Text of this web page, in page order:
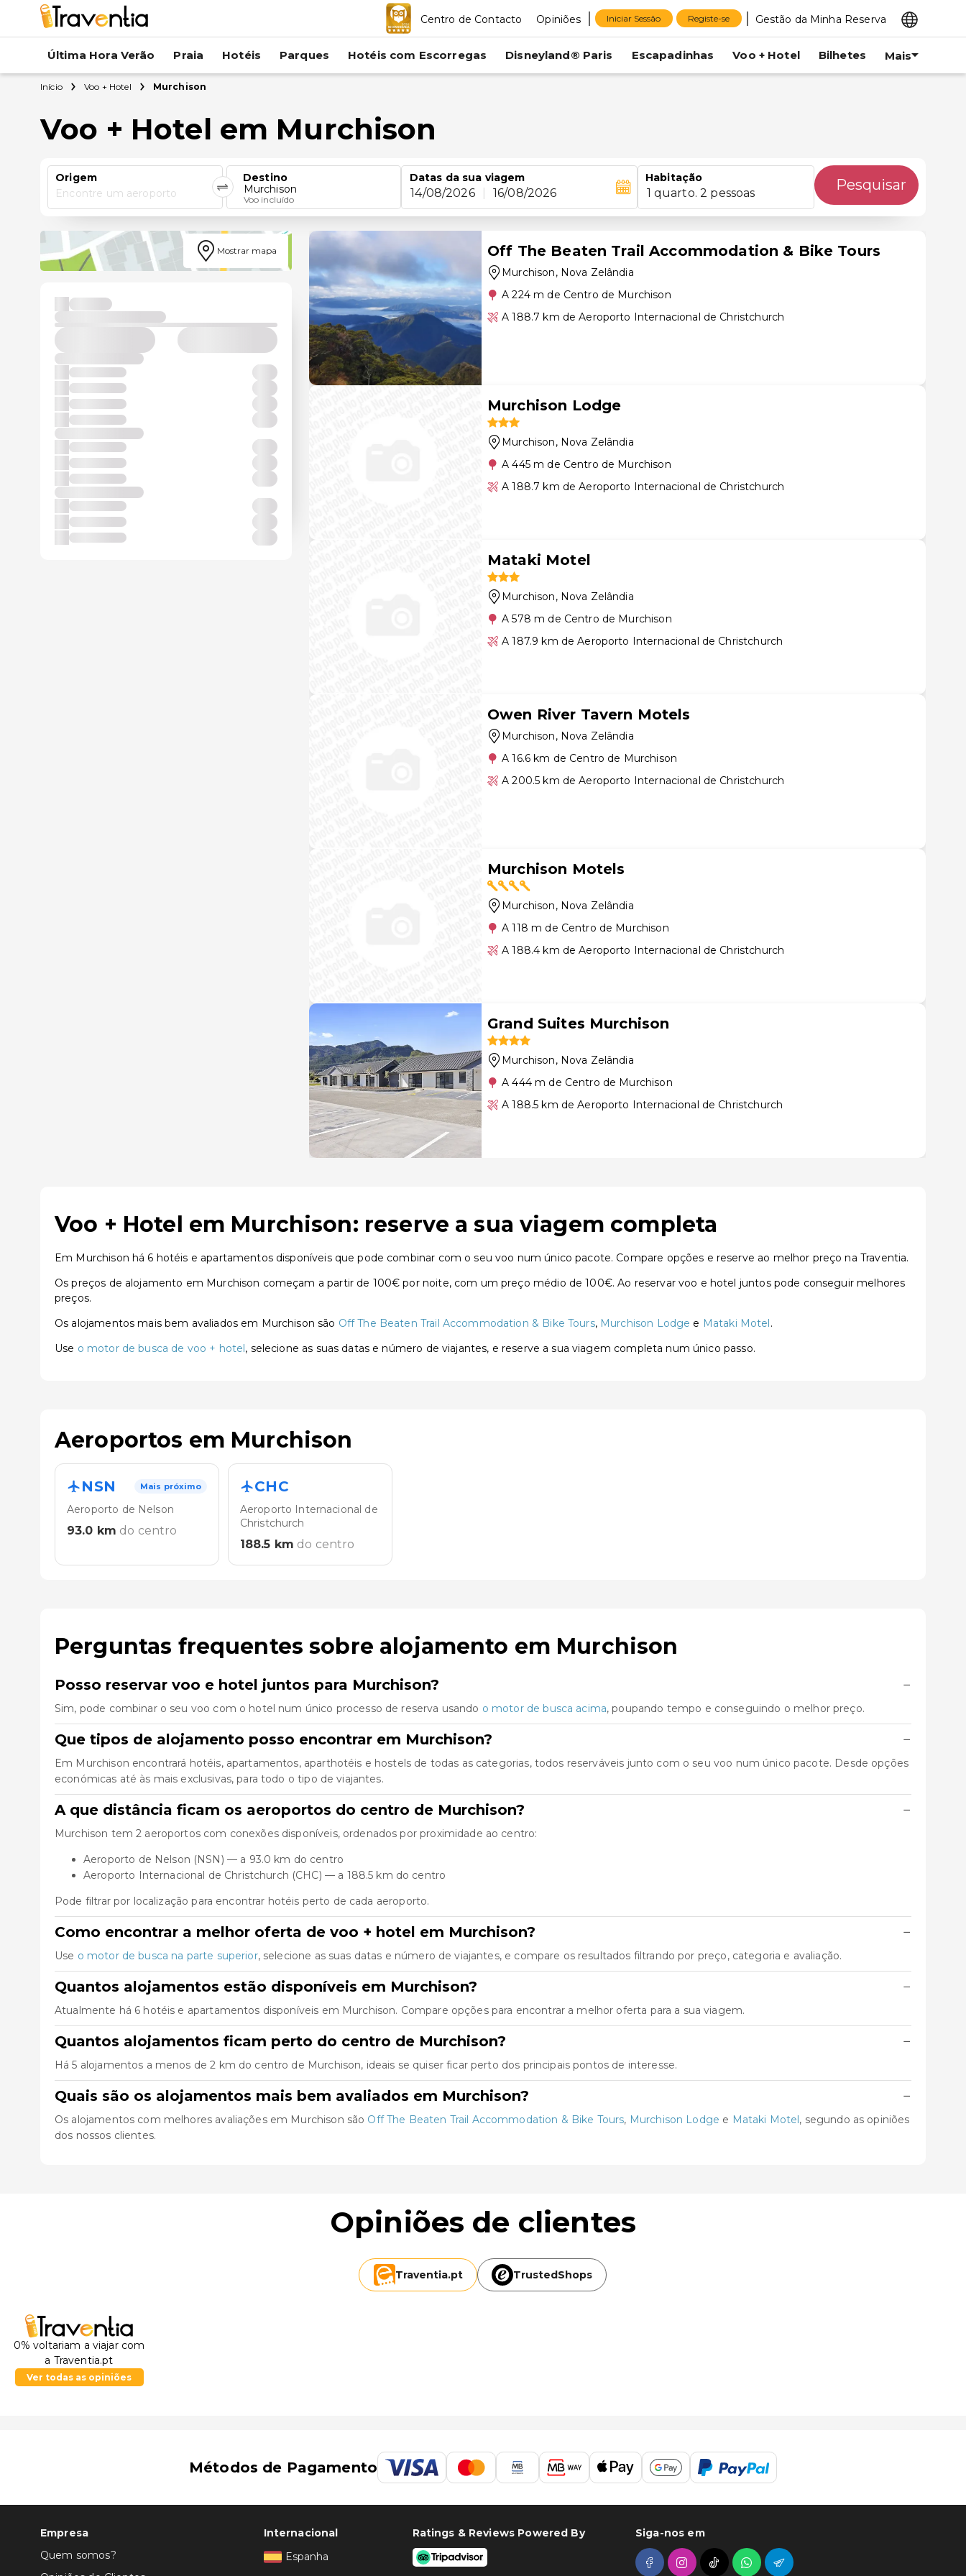
Centro de Contacto Opiniões Iniciar Sessão Registe-se Gestão da Minha Reserva
Última Hora Verão Praia Hotéis Parques Hotéis com Escorregas Disneyland® Paris Escapadinhas Voo + Hotel Bilhetes Mais
Início Voo + Hotel Murchison
Voo + Hotel em Murchison
Origem
Encontre um aeroporto
Destino
Murchison
Voo incluído
Datas da sua viagem
14/08/2026 16/08/2026
Habitação
1 quarto. 2 pessoas Pesquisar
Mostrar mapa Off The Beaten Trail Accommodation & Bike Tours
Murchison, Nova Zelândia
A 224 m de Centro de Murchison
A 188.7 km de Aeroporto Internacional de Christchurch
Murchison Lodge
Murchison, Nova Zelândia
A 445 m de Centro de Murchison
A 188.7 km de Aeroporto Internacional de Christchurch
Mataki Motel
Murchison, Nova Zelândia
A 578 m de Centro de Murchison
A 187.9 km de Aeroporto Internacional de Christchurch
Owen River Tavern Motels
Murchison, Nova Zelândia
A 16.6 km de Centro de Murchison
A 200.5 km de Aeroporto Internacional de Christchurch
Murchison Motels
Murchison, Nova Zelândia
A 118 m de Centro de Murchison
A 188.4 km de Aeroporto Internacional de Christchurch
Grand Suites Murchison
Murchison, Nova Zelândia
A 444 m de Centro de Murchison
A 188.5 km de Aeroporto Internacional de Christchurch
Voo + Hotel em Murchison: reserve a sua viagem completa
Em Murchison há 6 hotéis e apartamentos disponíveis que pode combinar com o seu voo num único pacote. Compare opções e reserve ao melhor preço na Traventia.
Os preços de alojamento em Murchison começam a partir de 100€ por noite, com um preço médio de 100€. Ao reservar voo e hotel juntos pode conseguir melhores
preços.
Os alojamentos mais bem avaliados em Murchison são Off The Beaten Trail Accommodation & Bike Tours, Murchison Lodge e Mataki Motel.
Use o motor de busca de voo + hotel, selecione as suas datas e número de viajantes, e reserve a sua viagem completa num único passo.
Aeroportos em Murchison
NSN Mais próximo
Aeroporto de Nelson
93.0 km do centro
CHC
Aeroporto Internacional de
Christchurch
188.5 km do centro
Perguntas frequentes sobre alojamento em Murchison
Posso reservar voo e hotel juntos para Murchison? −
Sim, pode combinar o seu voo com o hotel num único processo de reserva usando o motor de busca acima, poupando tempo e conseguindo o melhor preço.
Que tipos de alojamento posso encontrar em Murchison? −
Em Murchison encontrará hotéis, apartamentos, aparthotéis e hostels de todas as categorias, todos reserváveis junto com o seu voo num único pacote. Desde opções
económicas até às mais exclusivas, para todo o tipo de viajantes.
A que distância ficam os aeroportos do centro de Murchison? −
Murchison tem 2 aeroportos com conexões disponíveis, ordenados por proximidade ao centro:
Aeroporto de Nelson (NSN) — a 93.0 km do centro
Aeroporto Internacional de Christchurch (CHC) — a 188.5 km do centro
Pode filtrar por localização para encontrar hotéis perto de cada aeroporto.
Como encontrar a melhor oferta de voo + hotel em Murchison? −
Use o motor de busca na parte superior, selecione as suas datas e número de viajantes, e compare os resultados filtrando por preço, categoria e avaliação.
Quantos alojamentos estão disponíveis em Murchison? −
Atualmente há 6 hotéis e apartamentos disponíveis em Murchison. Compare opções para encontrar a melhor oferta para a sua viagem.
Quantos alojamentos ficam perto do centro de Murchison? −
Há 5 alojamentos a menos de 2 km do centro de Murchison, ideais se quiser ficar perto dos principais pontos de interesse.
Quais são os alojamentos mais bem avaliados em Murchison? −
Os alojamentos com melhores avaliações em Murchison são Off The Beaten Trail Accommodation & Bike Tours, Murchison Lodge e Mataki Motel, segundo as opiniões
dos nossos clientes.
Opiniões de clientes
Traventia.pt TrustedShops
0% voltariam a viajar com
a Traventia.pt
Ver todas as opiniões
Métodos de Pagamento
Empresa
Quem somos?
Internacional
Espanha
Ratings & Reviews Powered By Siga-nos em